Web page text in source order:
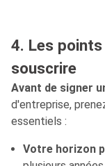
4. Les
souscrire
Avant de signer
d'entreprise,
essentiels :
Votre horizon